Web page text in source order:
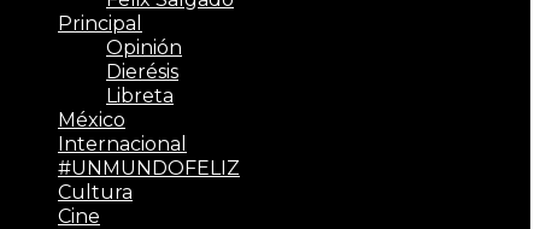
Principal
Opinión
Dierésis
Libreta
México
Internacional
#UNMUNDOFELIZ
Cultura
Cine